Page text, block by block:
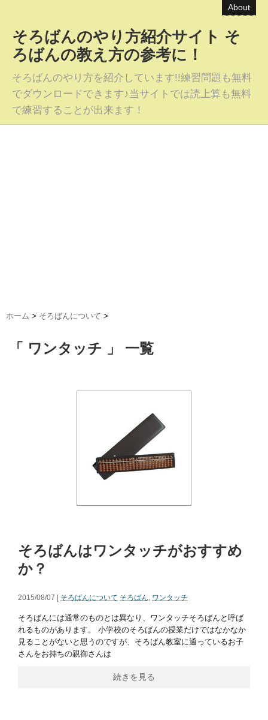
About
そろばんのやり方紹介サイト そ
ろばんの教え方の参考に！
そろばんのやり方を紹介しています!!練習問題も無料
でダウンロードできます♪当サイトでは読上算も無料
で練習することが出来ます！
ホーム > そろばんについて >
「 ワンタッチ 」 一覧
そろばんはワンタッチがおすすめ
か？
2015/08/07 | そろばんについて そろばん, ワンタッチ
そろばんには通常のものとは異なり、ワンタッチそろばんと呼ば
れるものがあります。 小学校のそろばんの授業だけではなかなか
見ることがないと思うのですが、そろばん教室に通っているお子
さんをお持ちの親御さんは
続きを見る